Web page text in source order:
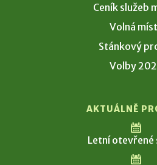
Ceník služeb
Volná
Stánkový
Volby
AKTUÁLNĚ
Letní otevřené